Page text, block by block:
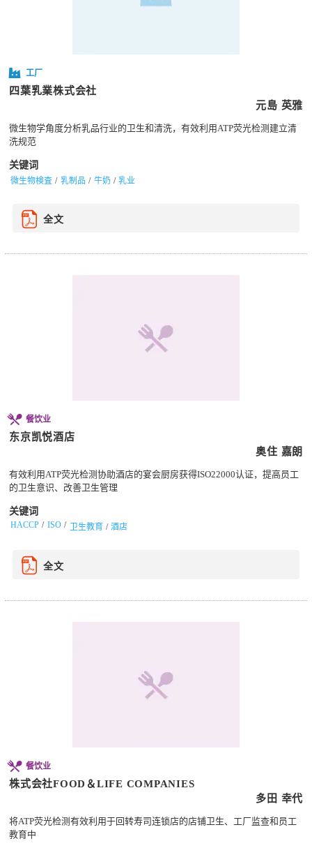
工厂
四葉乳業株式会社
元島 英雅
微生物学角度分析乳品行业的卫生和清洗，有效利用ATP荧光检测建立清
洗规范
关键词
微生物検査 乳制品 牛奶 乳业
全文
餐饮业
东京凯悦酒店
奥住 嘉朗
有效利用ATP荧光检测协助酒店的宴会厨房获得ISO22000认证，提高员工
的卫生意识、改善卫生管理
关键词
HACCP ISO 卫生教育 酒店
全文
餐饮业
株式会社FOOD＆LIFE COMPANIES
多田 幸代
将ATP荧光检测有效利用于回转寿司连锁店的店铺卫生、工厂监查和员工
教育中